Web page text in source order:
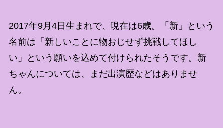
2017年9月4日生まれで、現在は6歳。「新」という
名前は「新しいことに物おじせず挑戦してほし
い」という願いを込めて付けられたそうです。新
ちゃんについては、まだ出演歴などはありませ
ん。